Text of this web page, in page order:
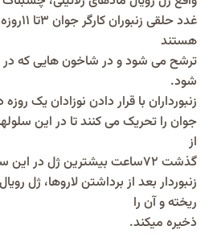
غدد
هستند
ترشح می شود و در شاخون هایی که در
شود.
زنبورداران با قرار دادن نوزادان یک
جوان را تحریک می کنند تا در این
از
گذشت ۷۲ساعت بیشترین ژل در
زنبوردار بعد از برداشتن لاروها، ژل
ریخته و آن را
ذخیره میکند.